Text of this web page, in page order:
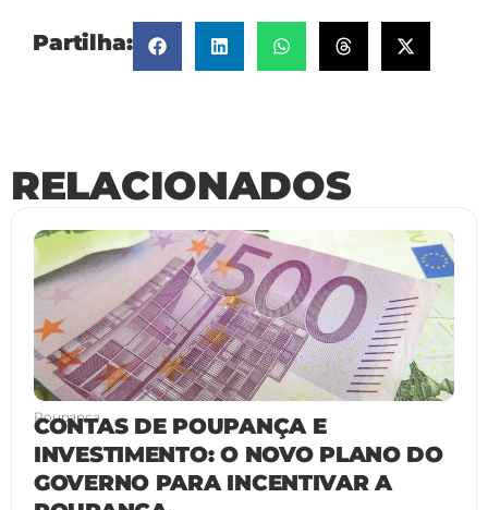
Partilha:
RELACIONADOS
Poupança
CONTAS DE POUPANÇA E
INVESTIMENTO: O NOVO PLANO DO
GOVERNO PARA INCENTIVAR A